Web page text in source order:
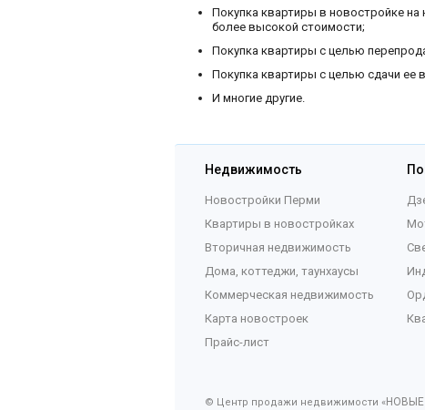
Покупка квартиры в новостройке на
более высокой стоимости;
Покупка квартиры с целью
Покупка квартиры с целью сдачи ее
И многие другие.
Недвижимость
Новостройки Перми
Квартиры в новостройках
Вторичная недвижимость
Дома, коттеджи, таунхаусы
Коммерческая недвижимость
Карта новостроек
Прайс-лист
© Центр продажи недвижимости «